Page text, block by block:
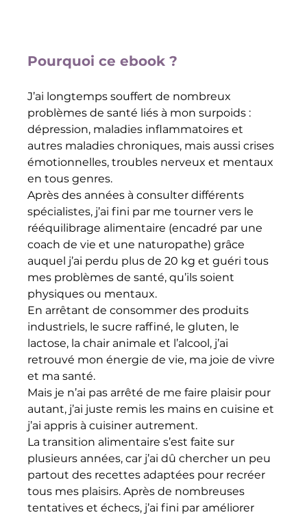
Pourquoi ce ebook ?
J’ai longtemps souffert de nombreux
problèmes de santé liés à mon surpoids :
dépression, maladies inflammatoires et
autres maladies chroniques, mais aussi crises
émotionnelles, troubles nerveux et mentaux
en tous genres.
Après des années à consulter différents
spécialistes, j’ai fini par me tourner vers le
rééquilibrage alimentaire (encadré par une
coach de vie et une naturopathe) grâce
auquel j’ai perdu plus de 20 kg et guéri tous
mes problèmes de santé, qu’ils soient
physiques ou mentaux.
En arrêtant de consommer des produits
industriels, le sucre raffiné, le gluten, le
lactose, la chair animale et l’alcool, j’ai
retrouvé mon énergie de vie, ma joie de vivre
et ma santé.
Mais je n’ai pas arrêté de me faire plaisir pour
autant, j’ai juste remis les mains en cuisine et
j’ai appris à cuisiner autrement.
La transition alimentaire s’est faite sur
plusieurs années, car j’ai dû chercher un peu
partout des recettes adaptées pour recréer
tous mes plaisirs. Après de nombreuses
tentatives et échecs, j’ai fini par améliorer